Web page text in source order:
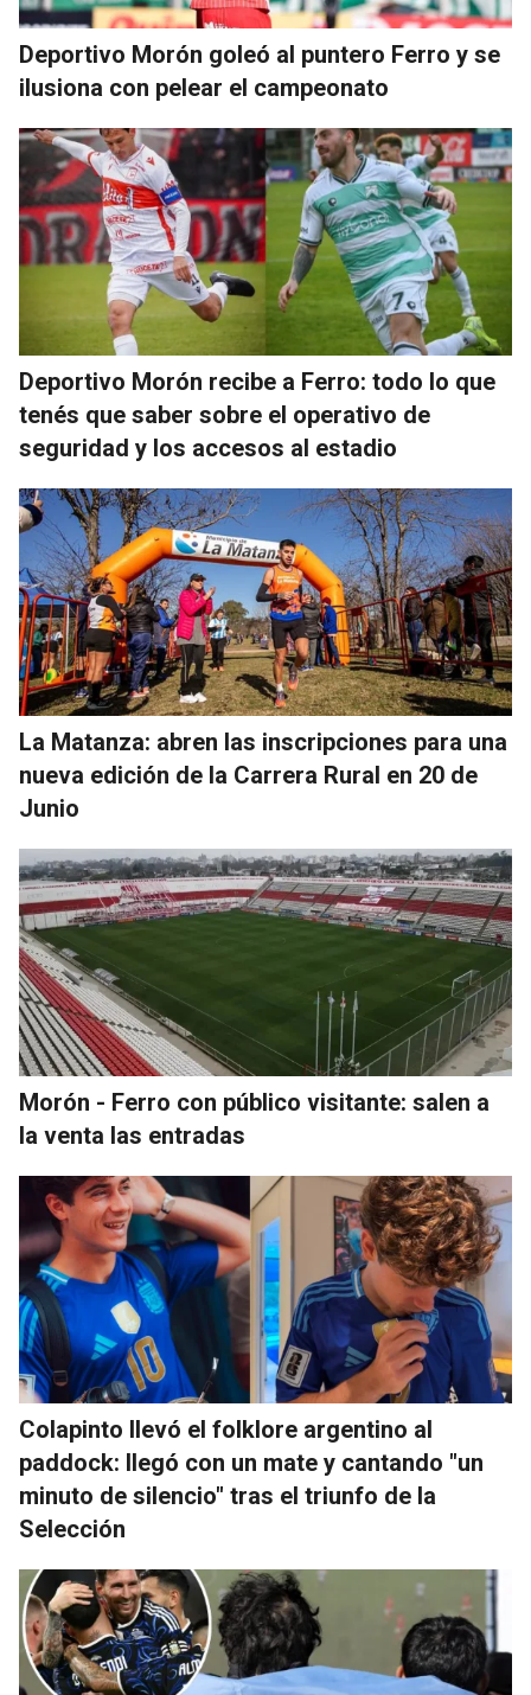
Deportivo Morón goleó al puntero Ferro y se
ilusiona con pelear el campeonato
Deportivo Morón recibe a Ferro: todo lo que
tenés que saber sobre el operativo de
seguridad y los accesos al estadio
La Matanza: abren las inscripciones para una
nueva edición de la Carrera Rural en 20 de
Junio
Morón - Ferro con público visitante: salen a
la venta las entradas
Colapinto llevó el folklore argentino al
paddock: llegó con un mate y cantando "un
minuto de silencio" tras el triunfo de la
Selección